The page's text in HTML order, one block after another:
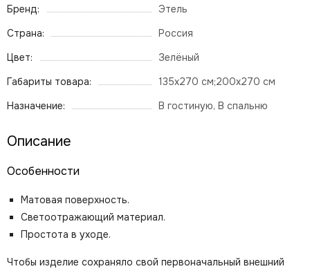
Бренд:
Этель
Страна:
Россия
Цвет:
Зелёный
Габариты товара:
135х270 см;200х270 см
Назначение:
В гостиную, В спальню
Описание
Особенности
Матовая поверхность.
Светоотражающий материал.
Простота в уходе.
Чтобы изделие сохраняло свой первоначальный внешний